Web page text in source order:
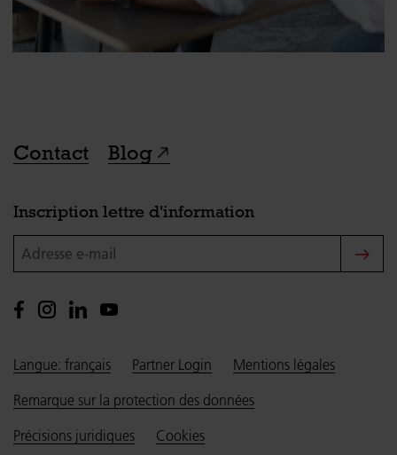
Contact Blog
Inscription lettre d'information
Adresse e-mail
Langue: français Partner Login
Mentions légales
Remarque sur la protection des données
Précisions juridiques
Cookies